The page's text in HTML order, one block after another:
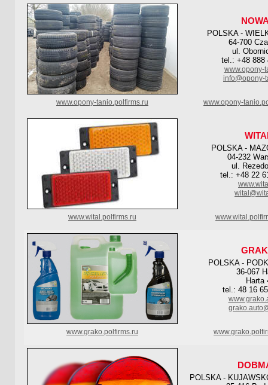
POLSKA -
64-700
ul.
tel.: +48 888
www.opony-
info@opony-
www.opony-tanio.polfirms.ru www.opony-
POLSKA -
04-232
ul.
tel.: +48 22
www.wital.polfirms.ru
POLSKA -
36-067
Harta
tel.: 48 16
www.grako.polfirms.ru
POLSKA -